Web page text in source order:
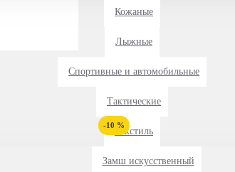
Кожаные
Лыжные
Спортивные и автомобильные
Тактические
Текстиль
Замш искусственный
-10 %